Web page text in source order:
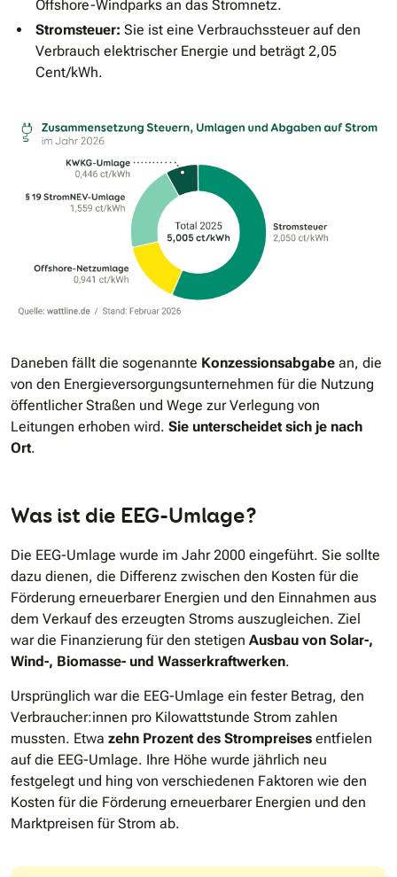
Offshore-Windparks an das Stromnetz.
Stromsteuer: Sie ist eine Verbrauchssteuer auf den
Verbrauch elektrischer Energie und beträgt 2,05
Cent/kWh.
Daneben fällt die sogenannte Konzessionsabgabe an, die
von den Energieversorgungsunternehmen für die Nutzung
öffentlicher Straßen und Wege zur Verlegung von
Leitungen erhoben wird. Sie unterscheidet sich je nach
Ort.
Was ist die EEG-Umlage?
Die EEG-Umlage wurde im Jahr 2000 eingeführt. Sie sollte
dazu dienen, die Differenz zwischen den Kosten für die
Förderung erneuerbarer Energien und den Einnahmen aus
dem Verkauf des erzeugten Stroms auszugleichen. Ziel
war die Finanzierung für den stetigen Ausbau von Solar-,
Wind-, Biomasse- und Wasserkraftwerken.
Ursprünglich war die EEG-Umlage ein fester Betrag, den
Verbraucher:innen pro Kilowattstunde Strom zahlen
mussten. Etwa zehn Prozent des Strompreises entfielen
auf die EEG-Umlage. Ihre Höhe wurde jährlich neu
festgelegt und hing von verschiedenen Faktoren wie den
Kosten für die Förderung erneuerbarer Energien und den
Marktpreisen für Strom ab.